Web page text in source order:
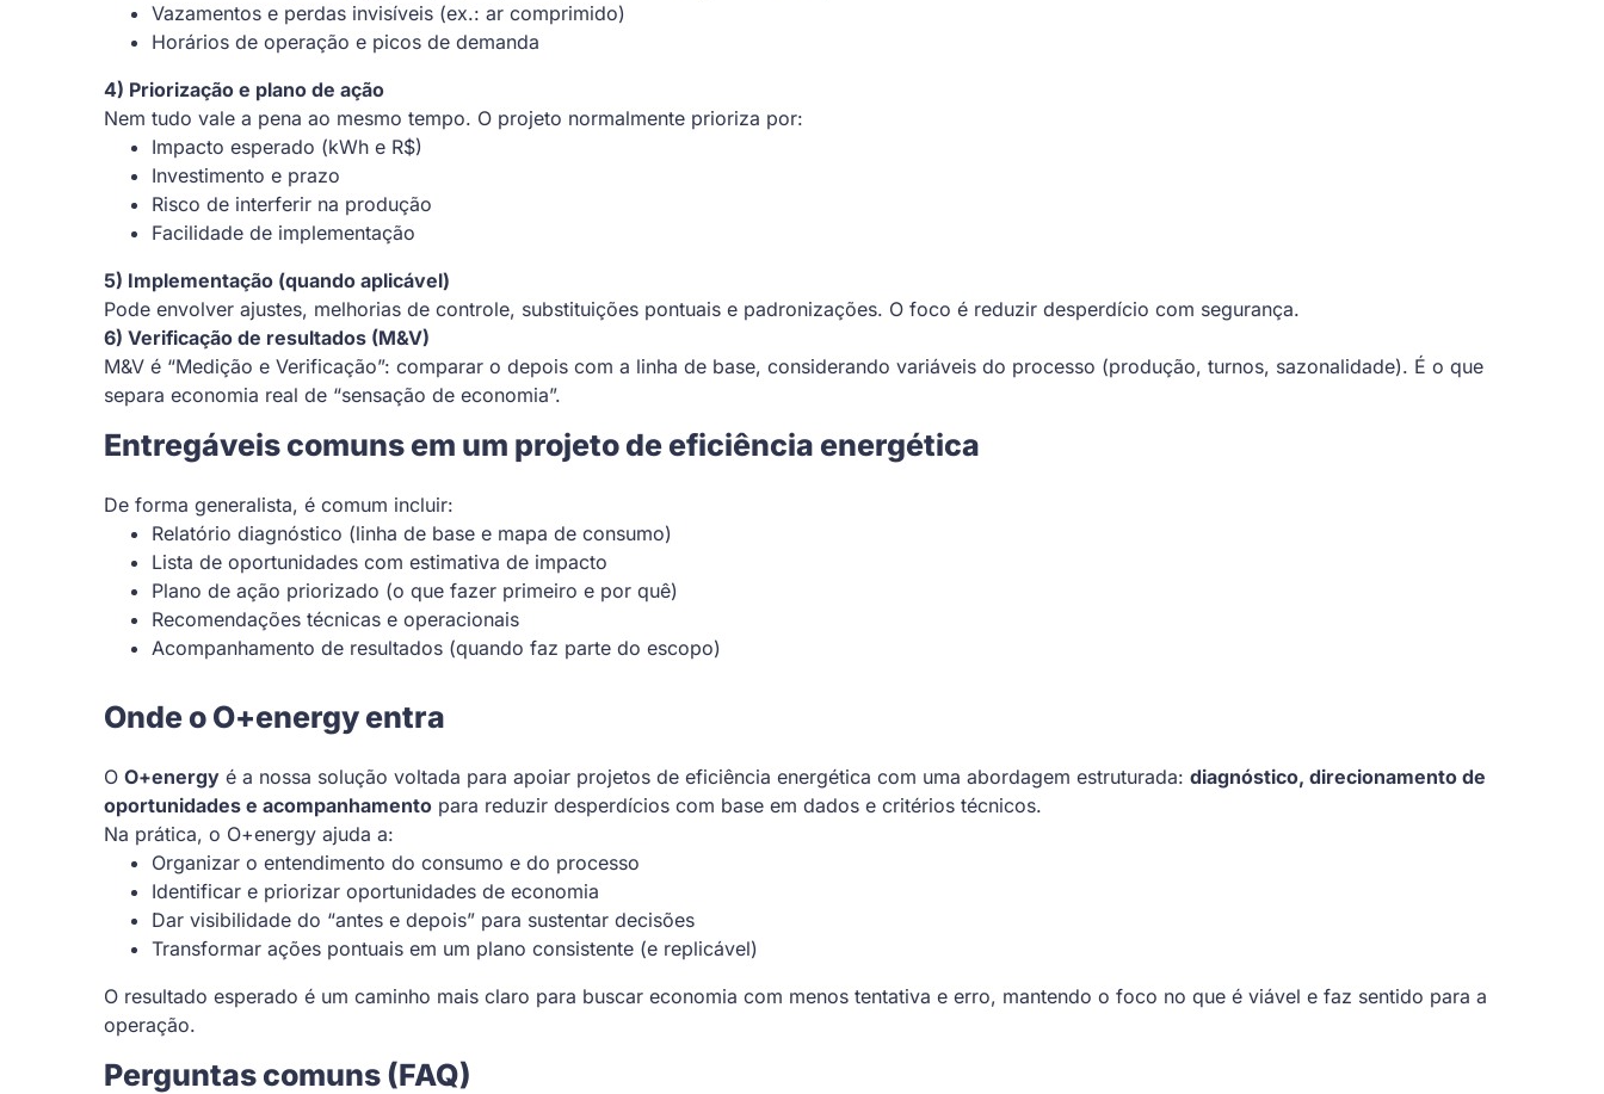
Vazamentos e perdas invisíveis (ex.: ar comprimido)
Horários de operação e picos de demanda
4) Priorização e plano de ação
Nem tudo vale a pena ao mesmo tempo. O projeto normalmente prioriza por:
Impacto esperado (kWh e R$)
Investimento e prazo
Risco de interferir na produção
Facilidade de implementação
5) Implementação (quando aplicável)
Pode envolver ajustes, melhorias de controle, substituições pontuais e padronizações. O foco é reduzir desperdício com segurança.
6) Verificação de resultados (M&V)
M&V é “Medição e Verificação”: comparar o depois com a linha de base, considerando variáveis do processo (produção, turnos, sazonalidade). É o que
separa economia real de “sensação de economia”.
Entregáveis comuns em um projeto de eficiência energética
De forma generalista, é comum incluir:
Relatório diagnóstico (linha de base e mapa de consumo)
Lista de oportunidades com estimativa de impacto
Plano de ação priorizado (o que fazer primeiro e por quê)
Recomendações técnicas e operacionais
Acompanhamento de resultados (quando faz parte do escopo)
Onde o O+energy entra
OO+energy é a nossa solução voltada para apoiar projetos de eficiência energética com uma abordagem estruturada:diagnóstico, direcionamento de
oportunidades e acompanhamento para reduzir desperdícios com base em dados e critérios técnicos.
Na prática, o O+energy ajuda a:
Organizar o entendimento do consumo e do processo
Identificar e priorizar oportunidades de economia
Dar visibilidade do “antes e depois” para sustentar decisões
Transformar ações pontuais em um plano consistente (e replicável)
O resultado esperado é um caminho mais claro para buscar economia com menos tentativa e erro, mantendo o foco no que é viável e faz sentido para a
operação.
Perguntas comuns (FAQ)